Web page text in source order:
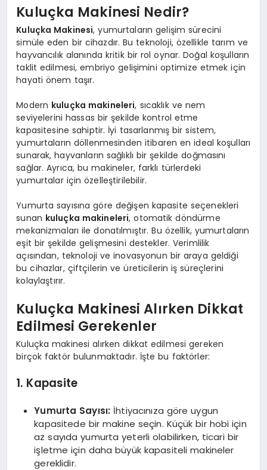
Kuluçka Makinesi Nedir?
Kuluçka Makinesi, yumurtaların gelişim sürecini
simüle eden bir cihazdır. Bu teknoloji, özellikle tarım ve
hayvancılık alanında kritik bir rol oynar. Doğal koşulların
taklit edilmesi, embriyo gelişimini optimize etmek için
hayati önem taşır.
Modern kuluçka makineleri, sıcaklık ve nem
seviyelerini hassas bir şekilde kontrol etme
kapasitesine sahiptir. İyi tasarlanmış bir sistem,
yumurtaların döllenmesinden itibaren en ideal koşulları
sunarak, hayvanların sağlıklı bir şekilde doğmasını
sağlar. Ayrıca, bu makineler, farklı türlerdeki
yumurtalar için özelleştirilebilir.
Yumurta sayısına göre değişen kapasite seçenekleri
sunan kuluçka makineleri, otomatik döndürme
mekanizmaları ile donatılmıştır. Bu özellik, yumurtaların
eşit bir şekilde gelişmesini destekler. Verimlilik
açısından, teknoloji ve inovasyonun bir araya geldiği
bu cihazlar, çiftçilerin ve üreticilerin iş süreçlerini
kolaylaştırır.
Kuluçka Makinesi Alırken Dikkat
Edilmesi Gerekenler
Kuluçka makinesi alırken dikkat edilmesi gereken
birçok faktör bulunmaktadır. İşte bu faktörler:
1. Kapasite
Yumurta Sayısı: İhtiyacınıza göre uygun
kapasitede bir makine seçin. Küçük bir hobi için
az sayıda yumurta yeterli olabilirken, ticari bir
işletme için daha büyük kapasiteli makineler
gereklidir.